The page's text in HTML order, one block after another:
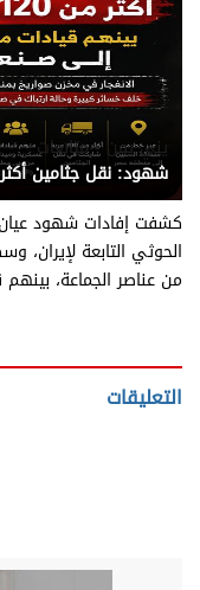
يني يمن - متابعات
شهود: نقل جثامين أكثر من 120 حوثيًا بينهم
كشفت إفادات شهود
الحوثي التابعة
من عناصر الجماعة،
التعليقات